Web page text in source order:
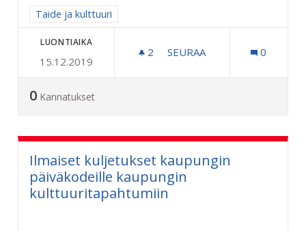
Rajaa tulokset aihepiirin mukaan: Taide ja kulttuuri
Taide ja kulttuuri
LUONTIAIKA
15.12.2019
2 2 SEURAAJAA
SEURAA 0
0 Kannatukset
Ilmaiset kuljetukset kaupungin
päiväkodeille kaupungin
kulttuuritapahtumiin